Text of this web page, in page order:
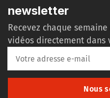
newsletter
Recevez chaque
vidéos directement dans
Nous